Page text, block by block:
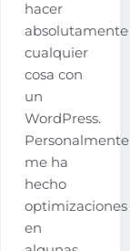
hacer
absolutamente
cualquier
cosa con
un
WordPress.
Personalmente
me ha
hecho
optimizaciones
en